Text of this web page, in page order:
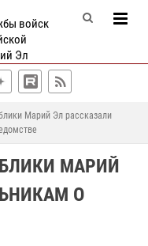
войск
Эл
Марий Эл рассказали
МАРИЙ
О